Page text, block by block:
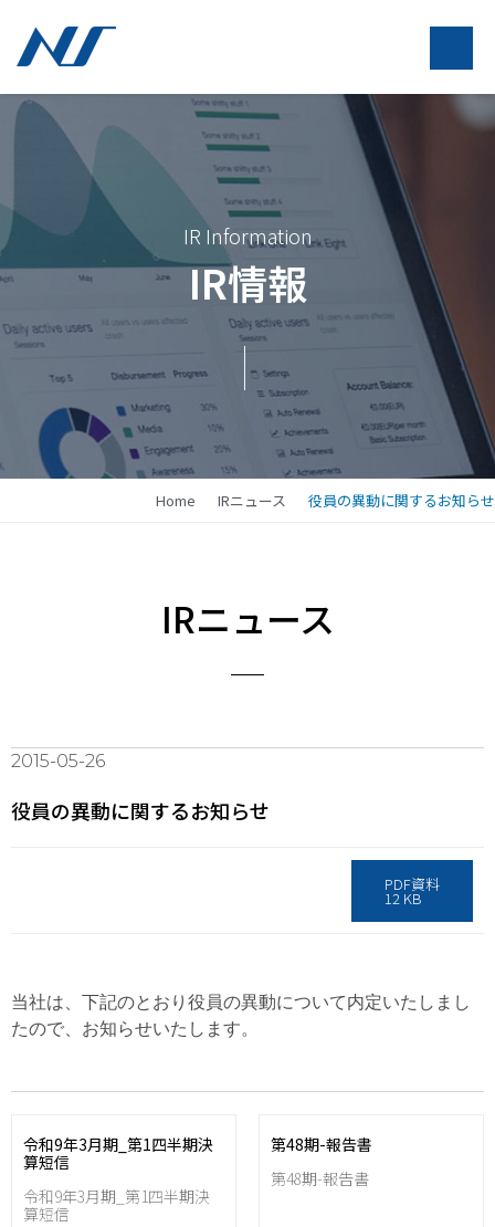
IR Information
IR情報
Home IRニュース 役員の異動に関するお知らせ
IRニュース
2015-05-26
役員の異動に関するお知らせ
PDF資料
12 KB
当社は、下記のとおり役員の異動について内定いたしまし
たので、お知らせいたします。
令和9年3月期_第1四半期決
算短信
令和9年3月期_第1四半期決
算短信
第48期-報告書
第48期-報告書